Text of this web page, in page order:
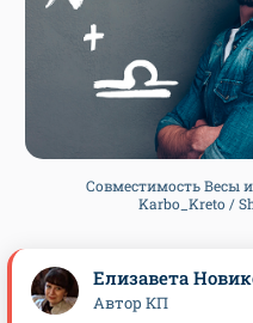
Совместимость Весы
Karbo_Kreto /
Елизавета
Автор КП